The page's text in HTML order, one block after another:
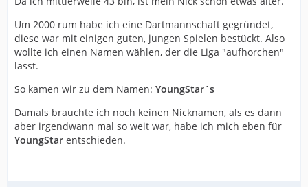
Um 2000 rum habe ich eine Dartmannschaft gegründet,
diese war mit einigen guten, jungen Spielen bestückt. Also
wollte ich einen Namen wählen, der die Liga "aufhorchen"
lässt.
So kamen wir zu dem Namen: YoungStar´s
Damals brauchte ich noch keinen Nicknamen, als es dann
aber irgendwann mal so weit war, habe ich mich eben für
YoungStar entschieden.